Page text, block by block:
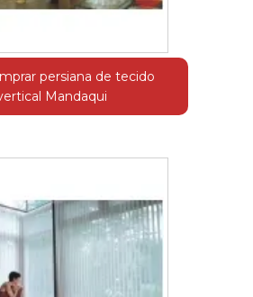
persiana de tecido
Mandaqui